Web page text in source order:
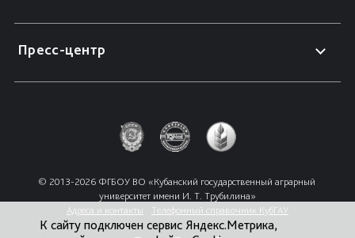
Пресс-центр
© 2013-2026 ФГБОУ ВО «Кубанский государственный аграрный
университет имени И. Т. Трубилина»
Адреса и контакты
Телефонный справочник КубГАУ
К сайту подключен сервис Яндекс.Метрика,